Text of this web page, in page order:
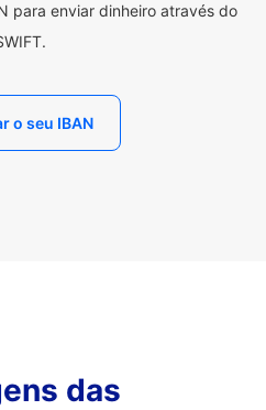
para enviar dinheiro através do
o seu IBAN
das